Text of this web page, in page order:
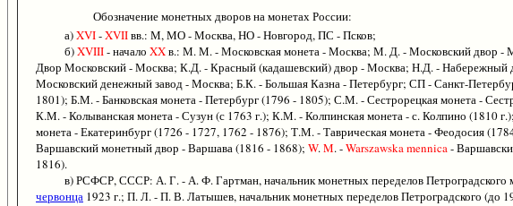
Обозначение монетных дворов на монетах России:
а)XVI-XVIIвв.: М, МО - Москва, НО - Новгород, ПС - Псков;
б)XVIII- начало XXв.: М. М. - Московская монета - Москва; М. Д. - Московский двор
Двор Московский - Москва; К.Д. - Красный (кадашевский) двор - Москва; Н.Д. -
Московский денежный завод - Москва; Б.К. - Большая Казна - Петербург; СП - Санкт-
1801); Б.М. - Банковская монета - Петербург (1796 - 1805); С.М. - Сестрорецкая монета -
К.М. - Колыванская монета - Сузун (с 1763 г.); К.М. - Колпинская монета - с. Колпино (1810
монета - Екатеринбург (1726 - 1727, 1762 - 1876); Т.М. - Таврическая монета - Феодосия
Варшавский монетный двор - Варшава (1816 - 1868); W.M. -Warszawskamennica-
1816).
в) РСФСР, СССР: А. Г. - А. Ф. Гартман, начальник монетных переделов Петроградского
червонца 1923 г.; П. Л. - П. В. Латышев, начальник монетных переделов Петроградского (до